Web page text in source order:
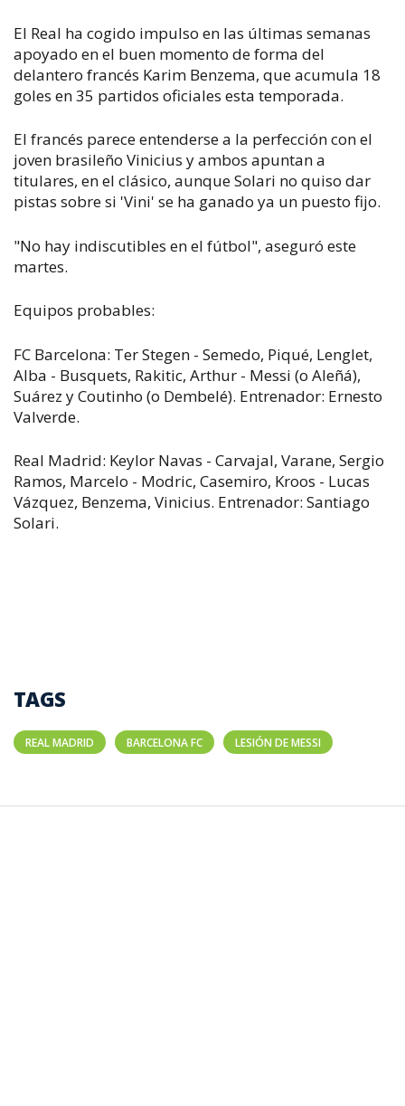
El Real ha cogido impulso en las últimas semanas
apoyado en el buen momento de forma del
delantero francés Karim Benzema, que acumula 18
goles en 35 partidos oficiales esta temporada.
El francés parece entenderse a la perfección con el
joven brasileño Vinicius y ambos apuntan a
titulares, en el clásico, aunque Solari no quiso dar
pistas sobre si 'Vini' se ha ganado ya un puesto fijo.
"No hay indiscutibles en el fútbol", aseguró este
martes.
Equipos probables:
FC Barcelona: Ter Stegen - Semedo, Piqué, Lenglet,
Alba - Busquets, Rakitic, Arthur - Messi (o Aleñá),
Suárez y Coutinho (o Dembelé). Entrenador: Ernesto
Valverde.
Real Madrid: Keylor Navas - Carvajal, Varane, Sergio
Ramos, Marcelo - Modric, Casemiro, Kroos - Lucas
Vázquez, Benzema, Vinicius. Entrenador: Santiago
Solari.
TAGS
REAL MADRID BARCELONA FC LESIÓN DE MESSI